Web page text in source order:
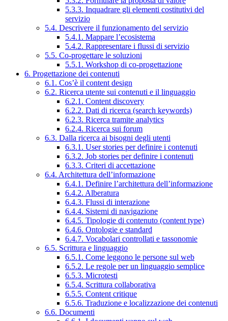
5.3.3. Inquadrare gli elementi costitutivi del
servizio
5.4. Descrivere il funzionamento del servizio
5.4.1. Mappare l’ecosistema
5.4.2. Rappresentare i flussi di servizio
5.5. Co-progettare le soluzioni
5.5.1. Workshop di co-progettazione
6. Progettazione dei contenuti
6.1. Cos’è il content design
6.2. Ricerca utente sui contenuti e il linguaggio
6.2.1. Content discovery
6.2.2. Dati di ricerca (search keywords)
6.2.3. Ricerca tramite analytics
6.2.4. Ricerca sui forum
6.3. Dalla ricerca ai bisogni degli utenti
6.3.1. User stories per definire i contenuti
6.3.2. Job stories per definire i contenuti
6.3.3. Criteri di accettazione
6.4. Architettura dell’informazione
6.4.1. Definire l’architettura dell’informazione
6.4.2. Alberatura
6.4.3. Flussi di interazione
6.4.4. Sistemi di navigazione
6.4.5. Tipologie di contenuto (content type)
6.4.6. Ontologie e standard
6.4.7. Vocabolari controllati e tassonomie
6.5. Scrittura e linguaggio
6.5.1. Come leggono le persone sul web
6.5.2. Le regole per un linguaggio semplice
6.5.3. Microtesti
6.5.4. Scrittura collaborativa
6.5.5. Content critique
6.5.6. Traduzione e localizzazione dei contenuti
6.6. Documenti